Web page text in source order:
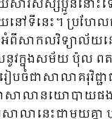
ារសិស្សប្អូននោះទេ
នៅទីនេះ។ ​ប្រហែល
តិអំពីសាកលវិទ្យាល័យន
វក្នុងសម័យ ប៉ុល ពត
ប​ចំជាសាលាគរុវិជ្ជ
សាលានយោបាយផង
ាលា​នេះ​ជា​មួយគ្នា